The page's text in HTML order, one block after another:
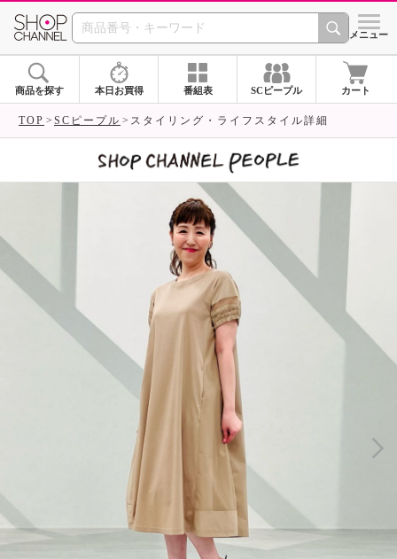
SHOP CHANNEL シメニュー
商品を探す 本日お買得 番組表 SCピープル カート
TOP SCピープル スタイリング・ライフスタイル詳細